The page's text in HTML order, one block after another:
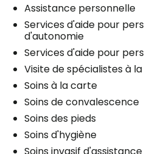
Assistance personnelle
Services d'aide pour
d'autonomie
Services d'aide pour
Visite de spécialistes à
Soins à la carte
Soins de convalescence
Soins des pieds
Soins d'hygiène